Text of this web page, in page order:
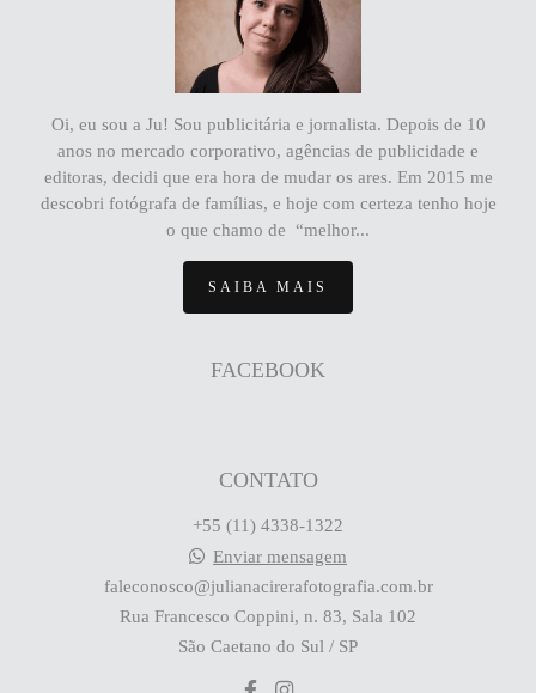
Oi, eu sou a Ju! Sou publicitária e jornalista. Depois de 10
anos no mercado corporativo, agências de publicidade e
editoras, decidi que era hora de mudar os ares. Em 2015 me
descobri fotógrafa de famílias, e hoje com certeza tenho hoje
o que chamo de “melhor...
SAIBA MAIS
FACEBOOK
CONTATO
+55 (11) 4338-1322
Enviar mensagem
faleconosco@julianacirerafotografia.com.br
Rua Francesco Coppini, n. 83, Sala 102
São Caetano do Sul / SP